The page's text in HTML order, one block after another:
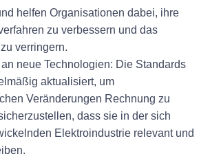
helfen Organisationen dabei, ihre
zu verbessern und das
verringern.
neue Technologien: Die Standards
aktualisiert, um
Veränderungen Rechnung zu
dass sie in der sich
Elektroindustrie relevant und